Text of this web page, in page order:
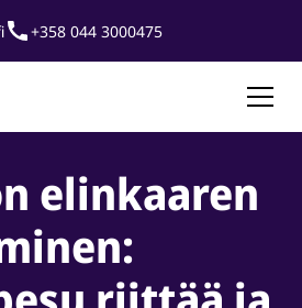
+358 044 3000475
elinkaaren